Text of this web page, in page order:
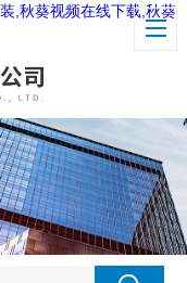
,秋葵视频在线下载,秋葵